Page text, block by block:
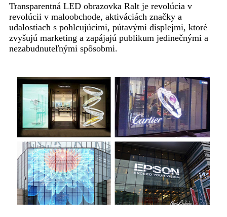
Transparentná LED obrazovka Ralt je revolúcia v
revolúcii v maloobchode, aktiváciách značky a
udalostiach s pohlcujúcimi, pútavými displejmi, ktoré
zvyšujú marketing a zapájajú publikum jedinečnými a
nezabudnuteľnými spôsobmi.